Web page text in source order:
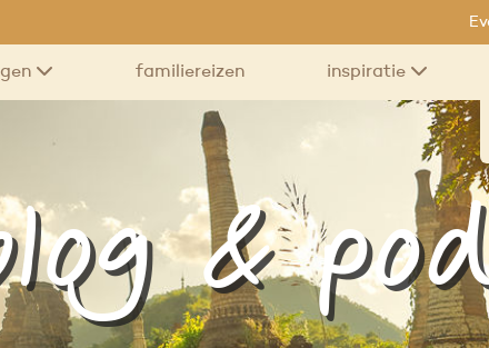
familiereizen inspiratie
&